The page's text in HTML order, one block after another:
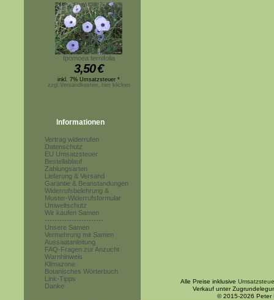
Ipomoea ternifolia
3,50€
inkl. 7% Umsatzsteuer *
zzgl.Versandkosten, hier klicken
Informationen
Vertrag widerrufen
Datenschutz
EU Umsatzsteuer
Bestellablauf
Zahlungsarten
Lieferung & Versand
Garantie & Beanstandungen
Widerrufsbelehrung &
Muster-Widerrufsformular
Umweltschutz
Wir kaufen Samen
------------------------
Unsere Samen
Vermehrung mit Samen
Aussaatanleitung
FAQ-Fragen zur Anzucht
Warnhinweis
Klimazone
Botanisches Wörterbuch
Link-Tipps
Danke
Alle Preise inklusive
Verkauf unter
© 2015-2026 Peter